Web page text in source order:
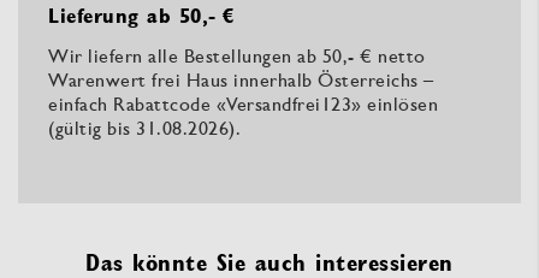
Lieferung ab 50,- €
Wir liefern alle Bestellungen ab 50,- € netto
Warenwert frei Haus innerhalb Österreichs –
einfach Rabattcode «Versandfrei123» einlösen
(gültig bis 31.08.2026).
Das könnte Sie auch interessieren